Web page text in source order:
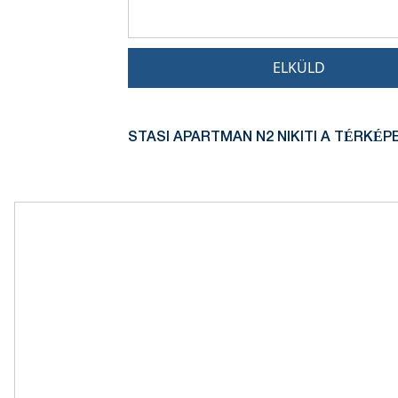
ELKÜLD
STASI APARTMAN N2 NIKITI A